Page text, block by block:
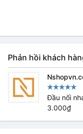
Phản hồi khách
Đầu nối
3.000₫